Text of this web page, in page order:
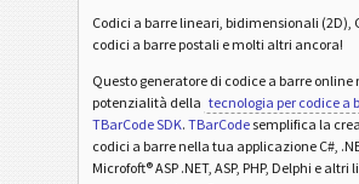
Codici a barre lineari, bidimensionali (2D),
codici a barre postali e molti altri ancora!
Questo generatore di codice a barre online
potenzialità della tecnologia per codice a
TBarCode SDK. TBarCodesemplifica la
codici a barre nella tua applicazione C#,
Microfoft® ASP .NET, ASP, PHP, Delphi e